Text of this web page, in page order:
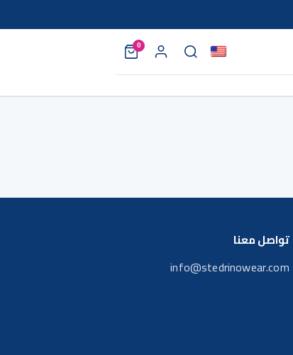
0
تواصل معنا
info@stedrinowear.com